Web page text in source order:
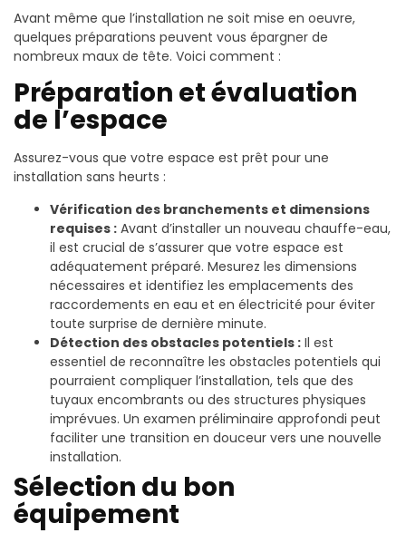
Avant même que l’installation ne soit mise en oeuvre,
quelques préparations peuvent vous épargner de
nombreux maux de tête. Voici comment :
Préparation et évaluation
de l’espace
Assurez-vous que votre espace est prêt pour une
installation sans heurts :
Vérification des branchements et dimensions
requises : Avant d’installer un nouveau chauffe-eau,
il est crucial de s’assurer que votre espace est
adéquatement préparé. Mesurez les dimensions
nécessaires et identifiez les emplacements des
raccordements en eau et en électricité pour éviter
toute surprise de dernière minute.
Détection des obstacles potentiels : Il est
essentiel de reconnaître les obstacles potentiels qui
pourraient compliquer l’installation, tels que des
tuyaux encombrants ou des structures physiques
imprévues. Un examen préliminaire approfondi peut
faciliter une transition en douceur vers une nouvelle
installation.
Sélection du bon
équipement